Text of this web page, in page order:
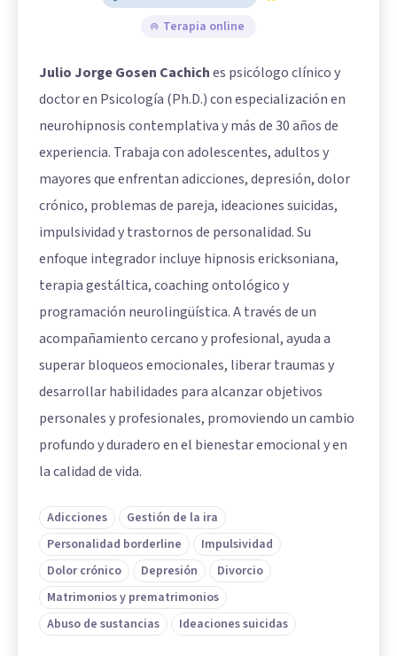
Terapia online
Julio Jorge Gosen Cachiches psicólogo clínico y
doctor en Psicología (Ph.D.) con especialización en
neurohipnosis contemplativa y más de 30 años de
experiencia. Trabaja con adolescentes, adultos y
mayores que enfrentan adicciones, depresión, dolor
crónico, problemas de pareja, ideaciones suicidas,
impulsividad y trastornos de personalidad. Su
enfoque integrador incluye hipnosis ericksoniana,
terapia gestáltica, coaching ontológico y
programación neurolingüística. A través de un
acompañamiento cercano y profesional, ayuda a
superar bloqueos emocionales, liberar traumas y
desarrollar habilidades para alcanzar objetivos
personales y profesionales, promoviendo un cambio
profundo y duradero en el bienestar emocional y en
la calidad de vida.
Adicciones
Gestión de la ira
Personalidad borderline
Impulsividad
Dolor crónico
Depresión
Divorcio
Matrimonios y prematrimonios
Abuso de sustancias
Ideaciones suicidas